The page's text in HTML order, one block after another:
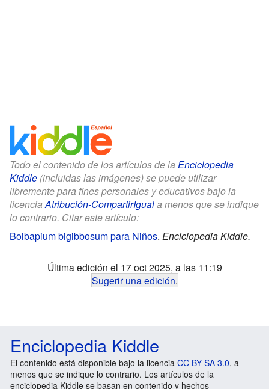
Todo el contenido de los artículos de la Enciclopedia
Kiddle (incluidas las imágenes) se puede utilizar
libremente para fines personales y educativos bajo la
licenciaAtribución-CompartirIguala menos que se indique
lo contrario. Citar este artículo:
Bolbapium bigibbosum para Niños. Enciclopedia Kiddle.
Última edición el 17 oct 2025, a las 11:19
Sugerir una edición.
Enciclopedia Kiddle
El contenido está disponible bajo la licencia CC BY-SA 3.0, a
menos que se indique lo contrario. Los artículos de la
enciclopedia Kiddle se basan en contenido y hechos